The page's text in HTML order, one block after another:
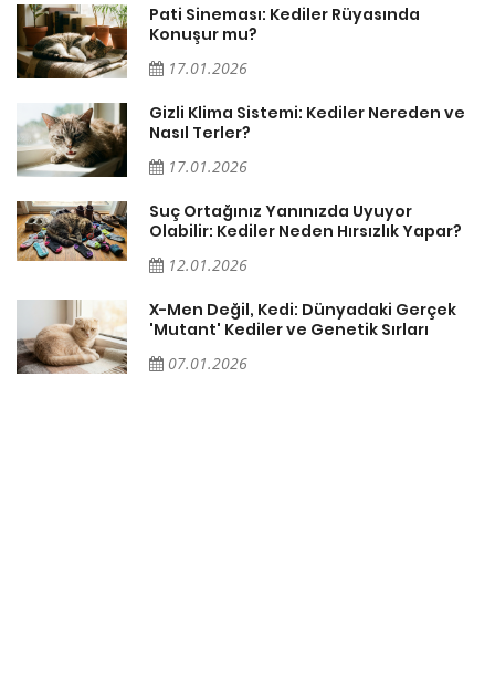
Pati Sineması: Kediler Rüyasında
Konuşur mu?
17.01.2026
Gizli Klima Sistemi: Kediler Nereden ve
Nasıl Terler?
17.01.2026
Suç Ortağınız Yanınızda Uyuyor
Olabilir: Kediler Neden Hırsızlık Yapar?
12.01.2026
X-Men Değil, Kedi: Dünyadaki Gerçek
'Mutant' Kediler ve Genetik Sırları
07.01.2026